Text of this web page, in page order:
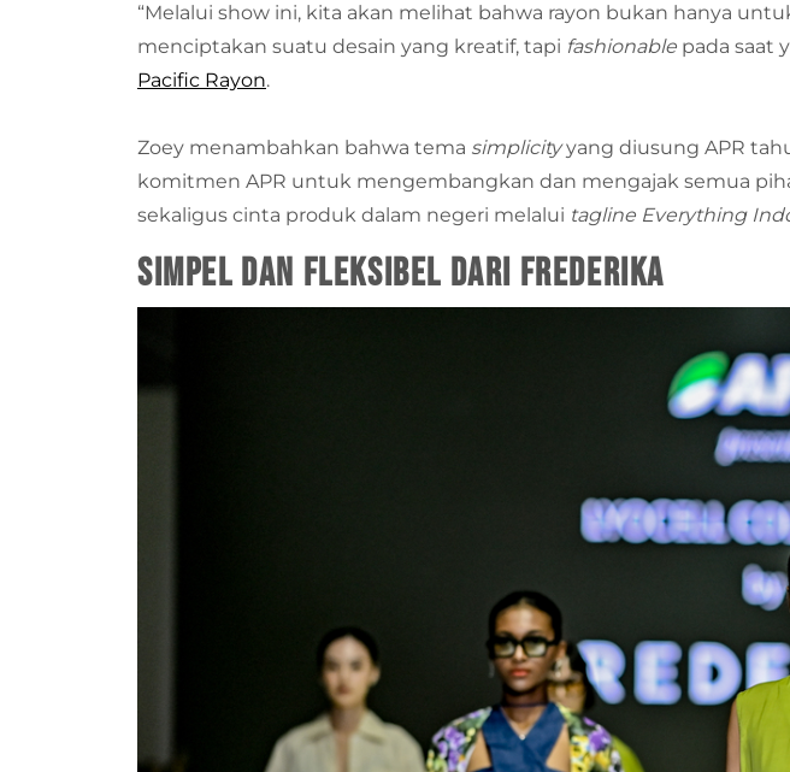
“Melalui show ini, kita akan melihat bahwa rayon bukan hanya
menciptakan suatu desain yang kreatif, tapi fashionable pada saat
Pacific Rayon.
Zoey menambahkan bahwa tema simplicityyang diusung APR
komitmen APR untuk mengembangkan dan mengajak semua
sekaligus cinta produk dalam negeri melalui tagline Everything
Simpel dan Fleksibel dari FREDERIKA